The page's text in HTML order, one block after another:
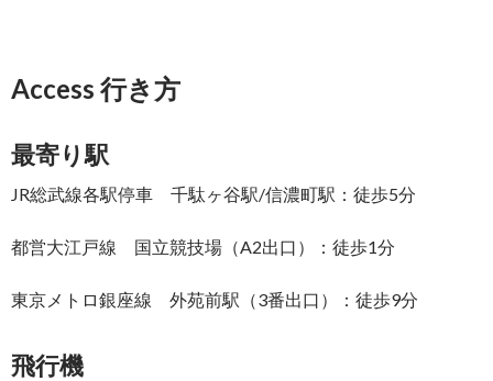
Access 行き方
最寄り駅
JR総武線各駅停車 千駄ヶ谷駅/信濃町駅：徒歩5分
都営大江戸線 国立競技場（A2出口）：徒歩1分
東京メトロ銀座線 外苑前駅（3番出口）：徒歩9分
飛行機